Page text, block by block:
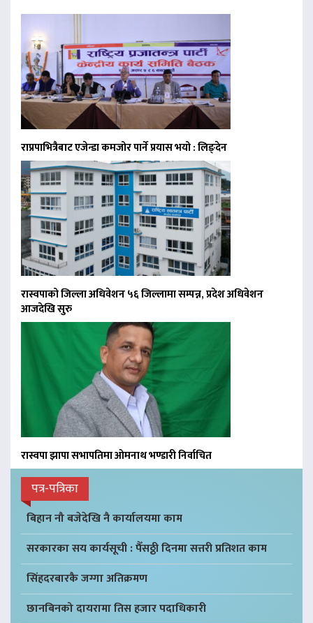
राप्रपाभित्रैबाट एजेन्डा कमजोर पार्ने प्रयास भयो : लिङ्देन
रास्वपाको जिल्ला अधिवेशन ५६ जिल्लामा सम्पन्न, प्रदेश अधिवेशन
आजदेखि सुरु
रास्वपा झापा सभापतिमा ओमनाथ भण्डारी निर्वाचित
पत्र-पत्रिका
बिहान नौ बजेदेखि नै कार्यालयमा काम
सरकारका सय कार्यसूची : पैँसठ्ठी दिनमा सत्तरी प्रतिशत काम
सिंहदरबारकै जग्गा अतिक्रमण
छानबिनको दायरामा तिस हजार पदाधिकारी